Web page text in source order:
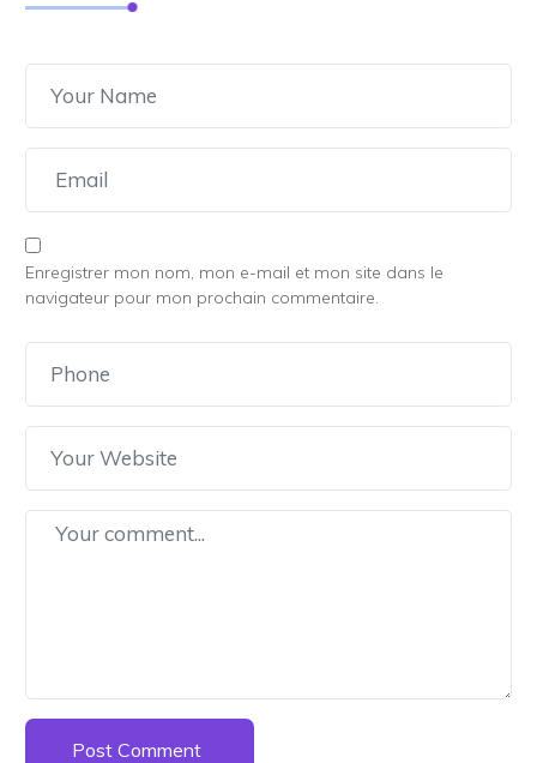
Enregistrer mon nom, mon e-mail et mon site dans le
navigateur pour mon prochain commentaire.
Post Comment